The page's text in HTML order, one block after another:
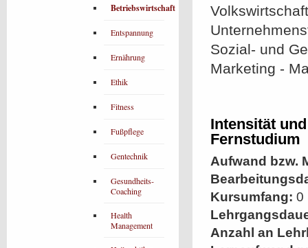
Sozial- und
Marketing -
Intensität
Fernstudium
Aufwand bzw.
Kursumfang: 0
Anzahl an
Betriebswirtschaft
Entspannung
Ernährung
Ethik
Fitness
Fußpflege
Gentechnik
Gesundheits-
Coaching
Health
Management